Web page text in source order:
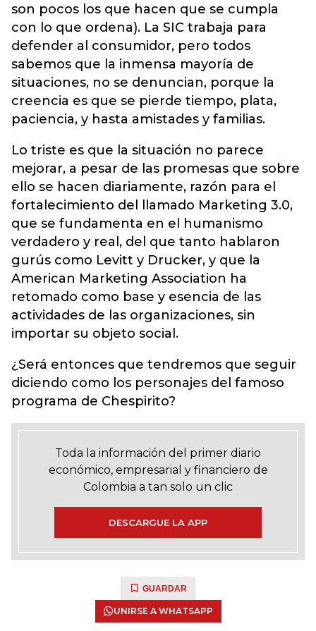
son pocos los que hacen que se cumpla
con lo que ordena). La SIC trabaja para
defender al consumidor, pero todos
sabemos que la inmensa mayoría de
situaciones, no se denuncian, porque la
creencia es que se pierde tiempo, plata,
paciencia, y hasta amistades y familias.
Lo triste es que la situación no parece
mejorar, a pesar de las promesas que sobre
ello se hacen diariamente, razón para el
fortalecimiento del llamado Marketing 3.0,
que se fundamenta en el humanismo
verdadero y real, del que tanto hablaron
gurús como Levitt y Drucker, y que la
American Marketing Association ha
retomado como base y esencia de las
actividades de las organizaciones, sin
importar su objeto social.
¿Será entonces que tendremos que seguir
diciendo como los personajes del famoso
programa de Chespirito?
Toda la información del primer diario
económico, empresarial y financiero de
Colombia a tan solo un clic
DESCARGUE LA APP
GUARDAR
UNIRSE A WHATSAPP